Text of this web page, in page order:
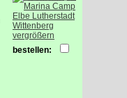
vergrößern
bestellen: